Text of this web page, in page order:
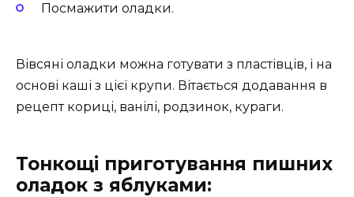
Посмажити оладки.
Вівсяні оладки можна готувати з пластівців, і на
основі каші з цієї крупи. Вітається додавання в
рецепт кориці, ванілі, родзинок, кураги.
Тонкощі приготування пишних
оладок з яблуками: